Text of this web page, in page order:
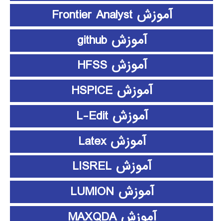
آموزش Frontier Analyst
آموزش github
آموزش HFSS
آموزش HSPICE
آموزش L-Edit
آموزش Latex
آموزش LISREL
آموزش LUMION
آموزش MAXQDA